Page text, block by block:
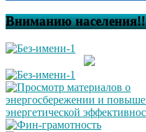
Вниманию населения!!